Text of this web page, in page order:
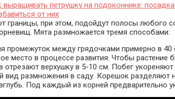
выращивать петрушку на подоконнике:
от них
границы, при этом, подойдут полосы любого
Мята размножается тремя способами:
промежуток между грядочками примерно в
место в процессе развития. Чтобы
отрезают верхушку в 5-10 см. Побег
вид размножения в саду. Корешок разделяют
Под каждый из корней предварительно